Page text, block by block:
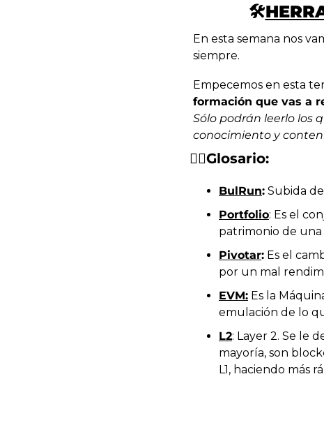
🛠️
En esta semana nos
siempre.
formación que vas a
Sólo podrán leerlo los
conocimiento y
✍🏻Glosario:
BulRun: Subida
Portfolio: Es el
patrimonio de
Pivotar: Es el
por un mal
EVM: Es la
emulación de lo
L2: Layer 2. Se le
mayoría, son
L1, haciendo más